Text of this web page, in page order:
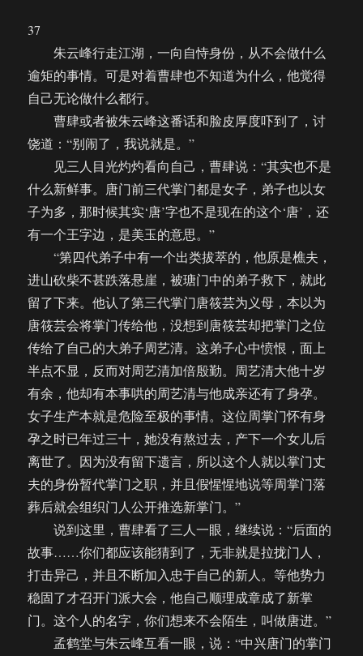
37
朱云峰行走江湖，一向自恃身份，从不会做什么
逾矩的事情。可是对着曹肆也不知道为什么，他觉得
自己无论做什么都行。
曹肆或者被朱云峰这番话和脸皮厚度吓到了，讨
饶道：“别闹了，我说就是。”
见三人目光灼灼看向自己，曹肆说：“其实也不是
什么新鲜事。唐门前三代掌门都是女子，弟子也以女
子为多，那时候其实‘唐’字也不是现在的这个‘唐’，还
有一个王字边，是美玉的意思。”
“第四代弟子中有一个出类拔萃的，他原是樵夫，
进山砍柴不甚跌落悬崖，被瑭门中的弟子救下，就此
留了下来。他认了第三代掌门唐筱芸为义母，本以为
唐筱芸会将掌门传给他，没想到唐筱芸却把掌门之位
传给了自己的大弟子周艺清。这弟子心中愤恨，面上
半点不显，反而对周艺清加倍殷勤。周艺清大他十岁
有余，他却有本事哄的周艺清与他成亲还有了身孕。
女子生产本就是危险至极的事情。这位周掌门怀有身
孕之时已年过三十，她没有熬过去，产下一个女儿后
离世了。因为没有留下遗言，所以这个人就以掌门丈
夫的身份暂代掌门之职，并且假惺惺地说等周掌门落
葬后就会组织门人公开推选新掌门。”
说到这里，曹肆看了三人一眼，继续说：“后面的
故事……你们都应该能猜到了，无非就是拉拢门人，
打击异己，并且不断加入忠于自己的新人。等他势力
稳固了才召开门派大会，他自己顺理成章成了新掌
门。这个人的名字，你们想来不会陌生，叫做唐进。”
孟鹤堂与朱云峰互看一眼，说：“中兴唐门的掌门